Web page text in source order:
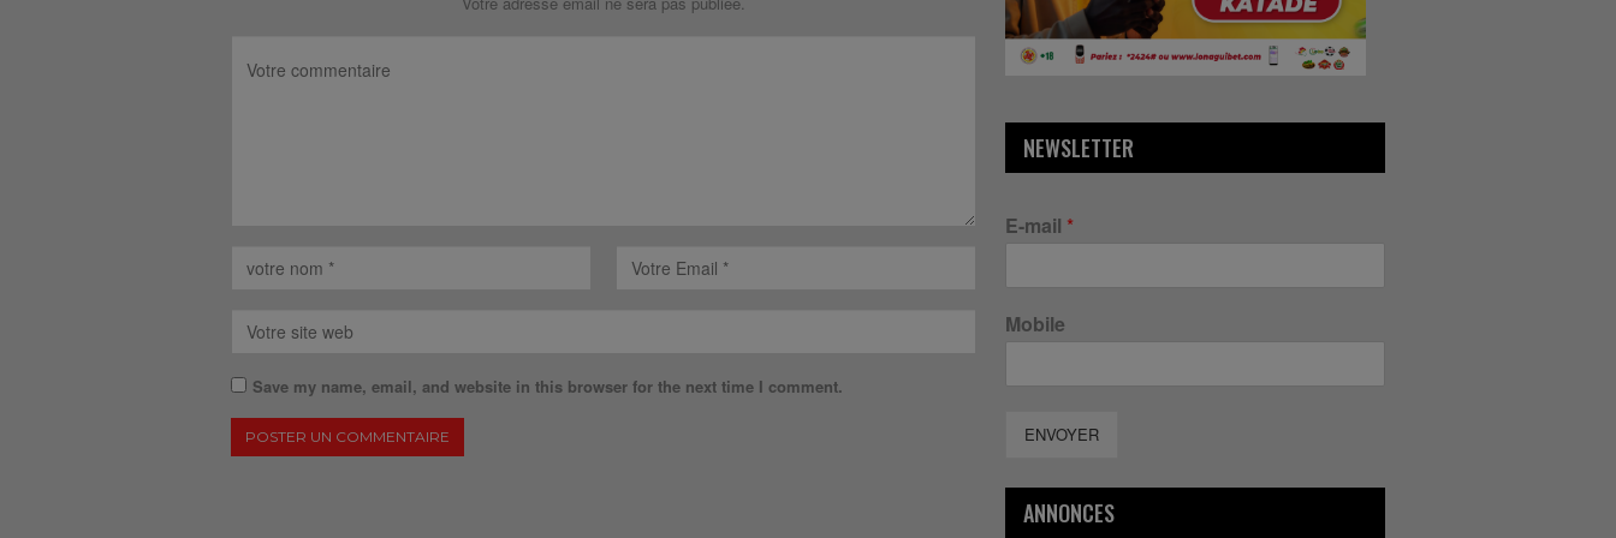
Save my name, email, and website in this browser for the next time I comment.
NEWSLETTER
E-mail *
Mobile
ENVOYER
ANNONCES